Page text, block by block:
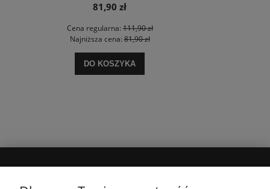
81,90 zł
Cena regularna:111,90 zł
Najniższa cena:81,90 zł
DO KOSZYKA